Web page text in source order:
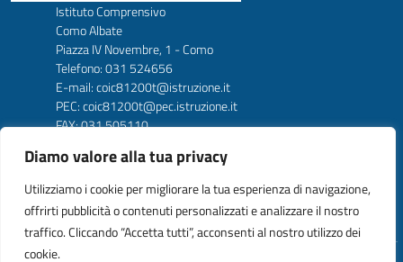
Diamo valore alla tua privacy
Utilizziamo i cookie per migliorare la tua esperienza di navigazione,
offrirti pubblicità o contenuti personalizzati e analizzare il nostro
traffico. Cliccando “Accetta tutti”, acconsenti al nostro utilizzo dei
cookie.
Istituto Comprensivo
Como Albate
Piazza IV Novembre, 1 - Como
Telefono: 031 524656
E-mail: coic81200t@istruzione.it
PEC: coic81200t@pec.istruzione.it
FAX: 031 505110
Codice Fiscale: 80024900138
Codice amm. UFW1C2